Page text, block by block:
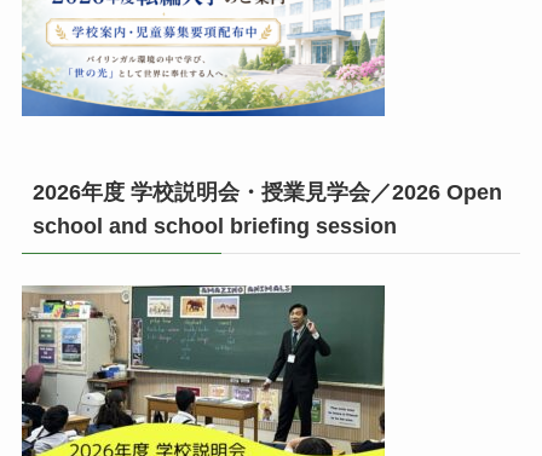
2026年度 学校説明会・授業見学会／2026 Open
school and school briefing session